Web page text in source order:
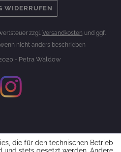
WIDERRUFEN
zzgl. Versandkosten und ggf.
nicht anders beschrieben
- Petra Waldow
die für den technischen Betrieb